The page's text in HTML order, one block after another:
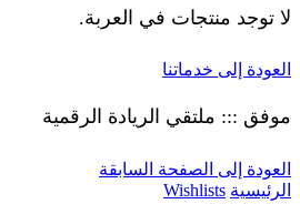
لا توجد منتجات في العربة.
العودة إلى خدماتنا
موفق ::: ملتقي الريادة الرقمية
العودة إلى الصفحة السابقة
الرئيسية Wishlists